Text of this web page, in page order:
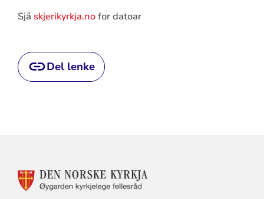
Sjå skjerikyrkja.nofor datoar
Del lenke
KONTAKTINFORMASJON